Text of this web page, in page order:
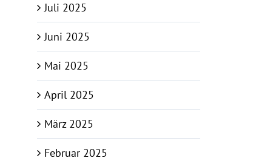
Juli 2025
Juni 2025
Mai 2025
April 2025
März 2025
Februar 2025